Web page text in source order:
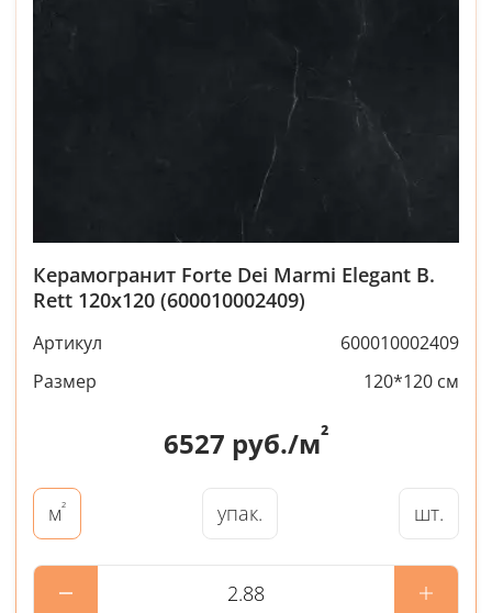
Керамогранит Forte Dei Marmi Elegant B.
Rett 120x120 (600010002409)
Артикул
600010002409
Размер
120*120 см
6527 руб./м²
м² упак. шт.